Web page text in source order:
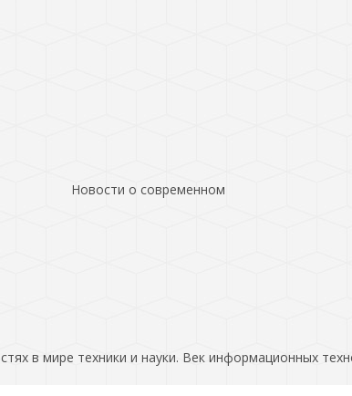
Новости о современном
в мире техники и науки. Век информационных